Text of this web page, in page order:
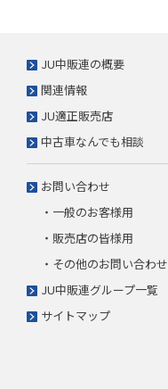
JU中販連の概要
関連情報
JU適正販売店
中古車なんでも相談
お問い合わせ
・一般のお客様用
・販売店の皆様用
・その他のお問い合わせ
JU中販連グループ一覧
サイトマップ